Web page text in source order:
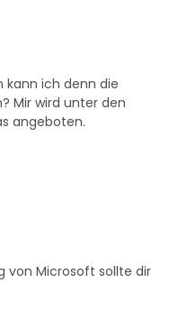
kann ich denn die
Mir wird unter den
angeboten.
von Microsoft sollte dir